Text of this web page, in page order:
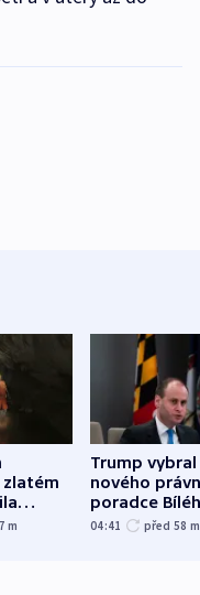
m
Trump vybral
nového
poradce
domu
04:41 před 58 m